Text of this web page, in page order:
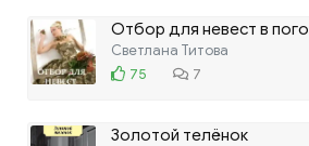
Отбор для невест в
Светлана Титова
75
7
Золотой телёнок